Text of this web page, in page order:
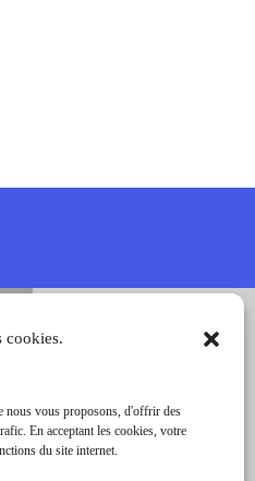
cookies.
nous vous proposons, d'offrir des
En acceptant les cookies, votre
du site internet.